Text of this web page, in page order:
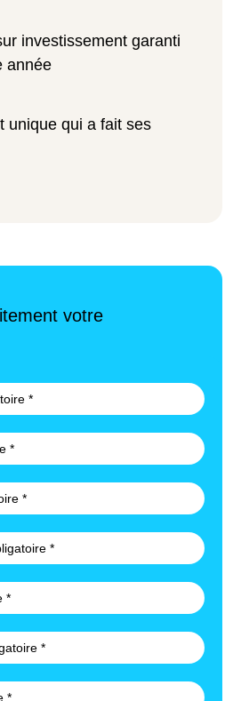
investissement garanti
année
unique qui a fait ses
votre